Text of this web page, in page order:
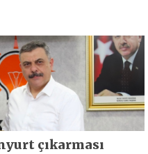
çıkarması